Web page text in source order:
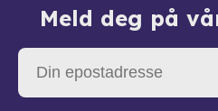
Meld deg på